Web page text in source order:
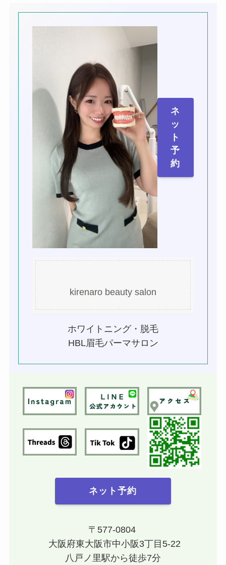
ネ
ッ
ト
予
約
kirenaro beauty salon
ホワイトニング・脱毛
HBL眉毛パーマサロン
ネット予約
〒577-0804
大阪府東大阪市中小阪3丁目5-22
八戸ノ里駅から徒歩7分